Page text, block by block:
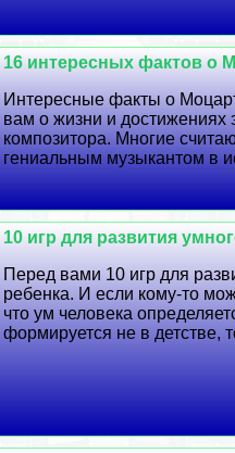
16 интересных фактов о
Интересные факты о
вам о жизни и достижениях
композитора. Многие
гениальным музыкантом в
10 игр для развития
Перед вами 10 игр для
ребенка. И если кому-то
что ум человека
формируется не в детстве,